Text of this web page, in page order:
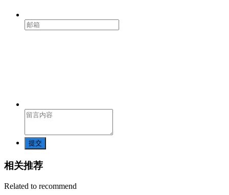
提交
相关推荐
Related to recommend